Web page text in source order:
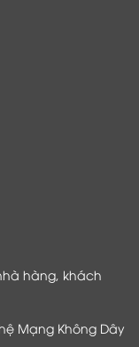
hàng, khách
Mạng Không Dây